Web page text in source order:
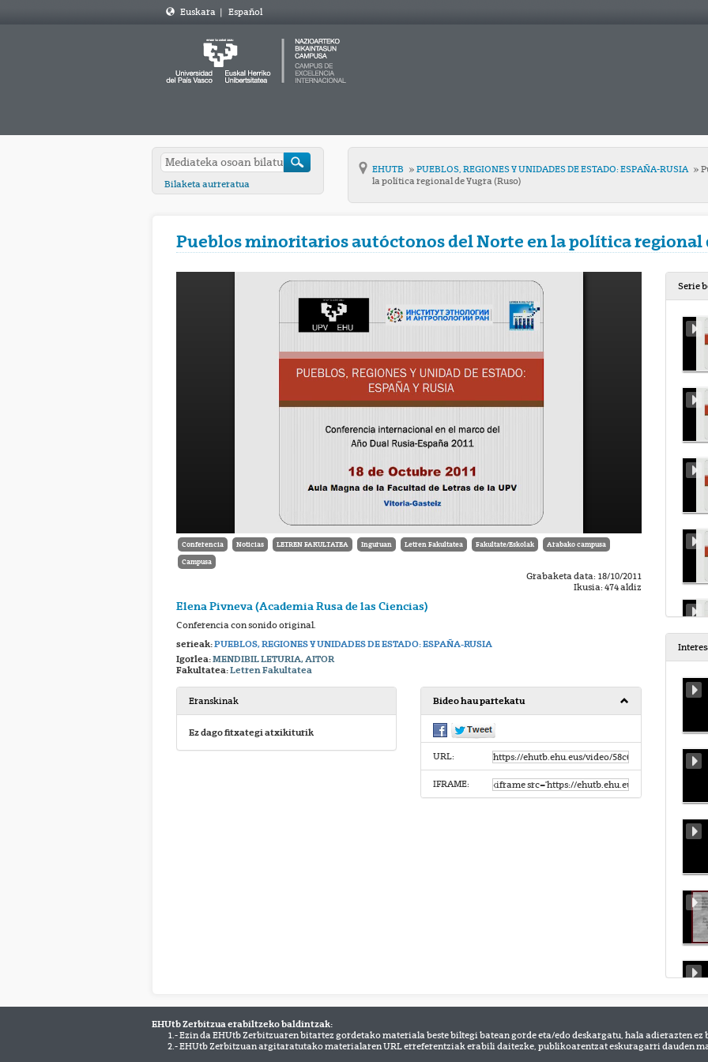
Euskara | Español
Bilaketa aurreratua
EHUTB PUEBLOS, REGIONES Y UNIDADES DE ESTADO: ESPAÑA-RUSIA
la política regional de Yugra (Ruso)
Pueblos minoritarios autóctonos del Norte en la política regional
Conferencia Noticias LETREN FAKULTATEA Inguruan Letren Fakultatea Fakultate/Eskolak Arabako campusa
Campusa
Grabaketa data: 18/10/2011
Ikusia: 474 aldiz
Elena Pivneva (Academia Rusa de las Ciencias)
Conferencia con sonido original.
serieak:PUEBLOS, REGIONES Y UNIDADES DE ESTADO: ESPAÑA-RUSIA
Igorlea:MENDIBIL LETURIA, AITOR
Fakultatea:Letren Fakultatea
Eranskinak
Ez dago fitxategi atxikiturik
Bideo hau partekatu
URL:
IFRAME:
Serie
EHUtb Zerbitzua erabiltzeko baldintzak:
1.- Ezin da EHUtb Zerbitzuaren bitartez gordetako materiala beste biltegi batean gorde eta/edo deskargatu, hala adierazten ez
2.- EHUtb Zerbitzuan argitaratutako materialaren URL erreferentziak erabili daitezke, publikoarentzat eskuragarri dauden